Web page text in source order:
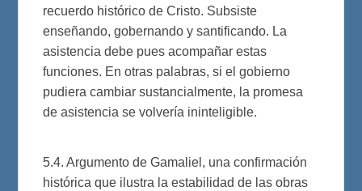
recuerdo histórico de Cristo. Subsiste
enseñando, gobernando y santificando. La
asistencia debe pues acompañar estas
funciones. En otras palabras, si el gobierno
pudiera cambiar sustancialmente, la promesa
de asistencia se volvería ininteligible.
5.4. Argumento de Gamaliel, una confirmación
histórica que ilustra la estabilidad de las obras